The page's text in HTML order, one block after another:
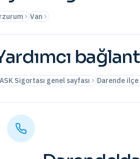
Van
Sigortası genel sayfası Darende ilçe